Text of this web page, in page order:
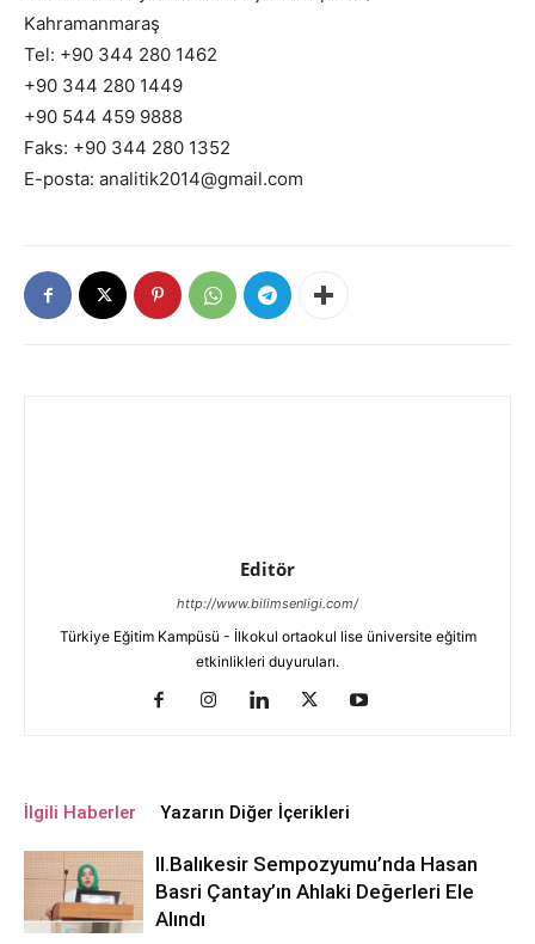
Kahramanmaraş
Tel: +90 344 280 1462
+90 344 280 1449
+90 544 459 9888
Faks: +90 344 280 1352
E-posta: analitik2014@gmail.com
Editör
http://www.bilimsenligi.com/
Türkiye Eğitim Kampüsü - İlkokul ortaokul lise üniversite eğitim
etkinlikleri duyuruları.
İlgili Haberler Yazarın Diğer İçerikleri
ll.Balıkesir Sempozyumu’nda Hasan
Basri Çantay’ın Ahlaki Değerleri Ele
Alındı